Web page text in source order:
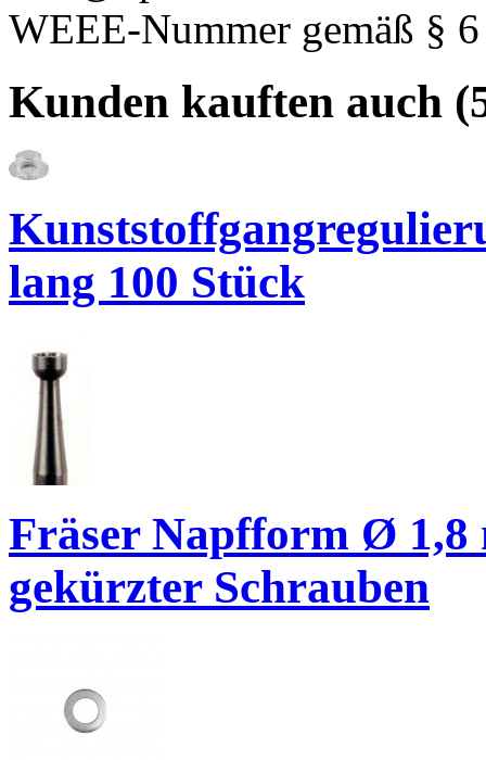
WEEE-Nummer gemäß §
Kunden kauften auch
lang 100 Stück
Fräser Napfform Ø 1,8
gekürzter Schrauben